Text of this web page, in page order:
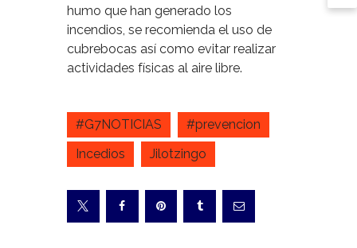
humo que han generado los
incendios, se recomienda el uso de
cubrebocas así como evitar realizar
actividades físicas al aire libre.
#G7NOTICIAS
#prevencion
Incedios
Jilotzingo